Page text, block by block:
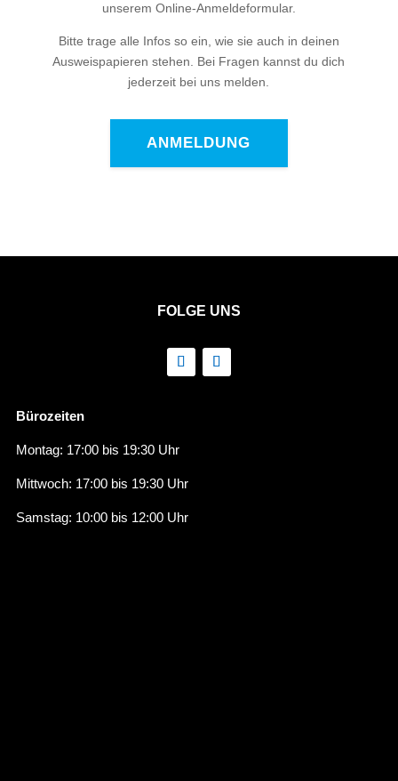
unserem Online-Anmeldeformular.
Bitte trage alle Infos so ein, wie sie auch in deinen
Ausweispapieren stehen. Bei Fragen kannst du dich
jederzeit bei uns melden.
ANMELDUNG
FOLGE UNS
Bürozeiten
Montag: 17:00 bis 19:30 Uhr
Mittwoch: 17:00 bis 19:30 Uhr
Samstag: 10:00 bis 12:00 Uhr